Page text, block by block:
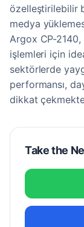
özelleştirilebilir
medya
Argox CP-2140,
işlemleri için
sektörlerde
performansı,
dikkat
Take the